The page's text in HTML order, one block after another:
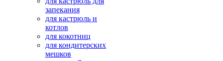
запекания
для кастрюль и
котлов
для кокотниц
для кондитерских
мешков